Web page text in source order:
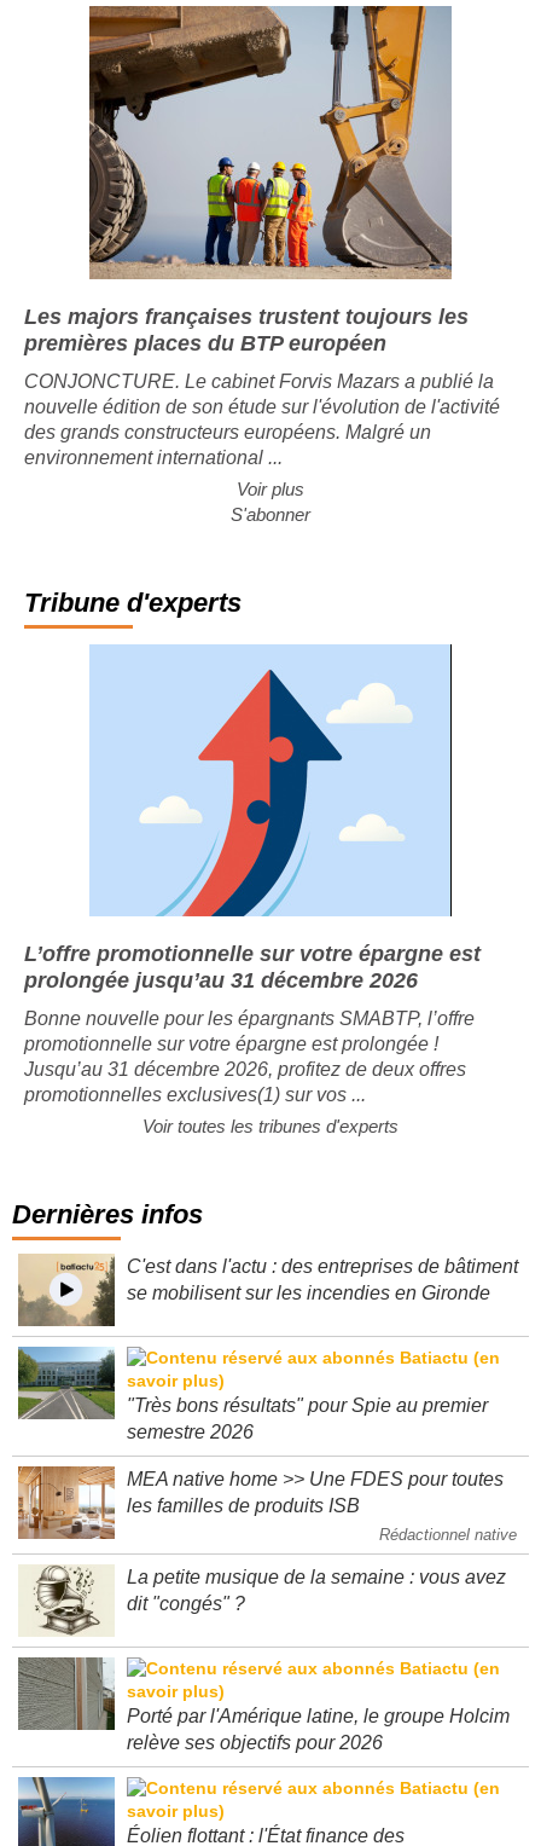
Les majors françaises trustent toujours les
premières places du BTP européen
CONJONCTURE. Le cabinet Forvis Mazars a publié la
nouvelle édition de son étude sur l'évolution de l'activité
des grands constructeurs européens. Malgré un
Voir plus
Tribune d'experts
L’offre promotionnelle sur votre épargne est
prolongée jusqu’au 31 décembre 2026
Bonne nouvelle pour les épargnants SMABTP, l’offre
promotionnelle sur votre épargne est prolongée !
Jusqu’au 31 décembre 2026, profitez de deux offres
Dernières infos
C'est dans l'actu : des entreprises de bâtiment
"Très bons résultats" pour Spie au premier
MEA native home >> Une FDES pour toutes
Rédactionnel native
La petite musique de la semaine : vous avez
Porté par l'Amérique latine, le groupe Holcim